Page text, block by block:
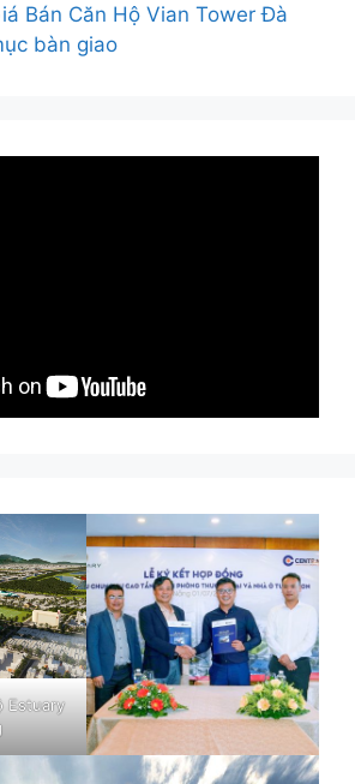
Bán Căn Hộ Vian Tower Đà
bàn giao
Estuary